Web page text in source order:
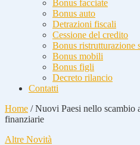
Bonus facciate
Bonus auto
Detrazioni fiscali
Cessione del credito
Bonus ristrutturazione
Bonus mobili
Bonus figli
Decreto rilancio
Contatti
Home /Nuovi Paesi nello scambio
finanziarie
Altre Novità